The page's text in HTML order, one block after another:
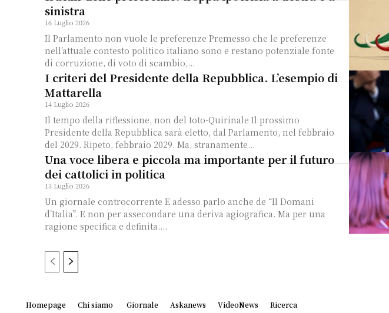
sinistra
16 Luglio 2026
Il Parlamento non vuole le preferenze Premesso che le preferenze
nell’attuale contesto politico italiano sono e restano potenziale fonte
di corruzione, di voto di scambio,...
I criteri del Presidente della Repubblica. L’esempio di
Mattarella
14 Luglio 2026
Il tempo della riflessione, non del toto-Quirinale Il prossimo
Presidente della Repubblica sarà eletto, dal Parlamento, nel febbraio
del 2029. Ripeto, febbraio 2029. Ma, stranamente...
Una voce libera e piccola ma importante per il futuro
dei cattolici in politica
13 Luglio 2026
Un giornale controcorrente E adesso parlo anche de “Il Domani
d’Italia”. E non per assecondare una deriva agiografica. Ma per una
ragione specifica e definita....
Homepage Chi siamo Giornale Askanews VideoNews Ricerca